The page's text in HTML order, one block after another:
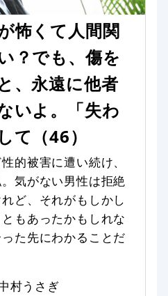
怖くて人間関
？でも、傷を
、永遠に他者
いよ。「失わ
て（46）
的被害に遭い続け、
気がない男性は拒絶
ど、それがもしかし
もあったかもしれな
た先にわかることだ
村うさぎ